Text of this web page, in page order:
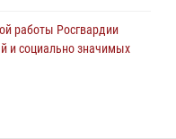
работы Росгвардии
и социально значимых